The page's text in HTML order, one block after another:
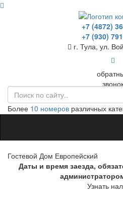
+7 (4872)
+7 (930)
г. Тула, ул.
Более 10 номеров различных
Гостевой Дом Европейский
Даты и время заезда,
Узнать